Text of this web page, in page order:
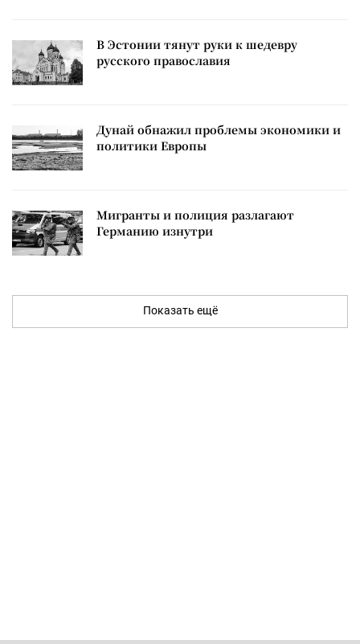
В Эстонии тянут руки к шедевру
русского православия
Дунай обнажил проблемы экономики и
политики Европы
Мигранты и полиция разлагают
Германию изнутри
Показать ещё